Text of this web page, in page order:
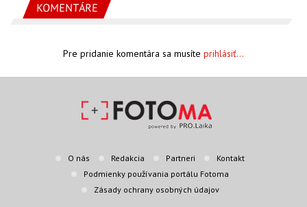
KOMENTÁRE
Pre pridanie komentára sa musíte prihlásiť...
O nás Redakcia Partneri
Kontakt
Podmienky používania portálu Fotoma
Zásady ochrany osobných údajov